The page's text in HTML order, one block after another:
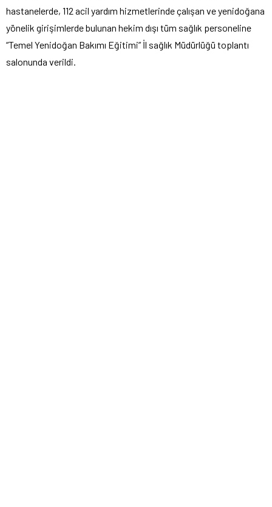
hastanelerde, 112 acil yardım hizmetlerinde çalışan ve yenidoğana
yönelik girişimlerde bulunan hekim dışı tüm sağlık personeline
“Temel Yenidoğan Bakımı Eğitimi” İl sağlık Müdürlüğü toplantı
salonunda verildi.